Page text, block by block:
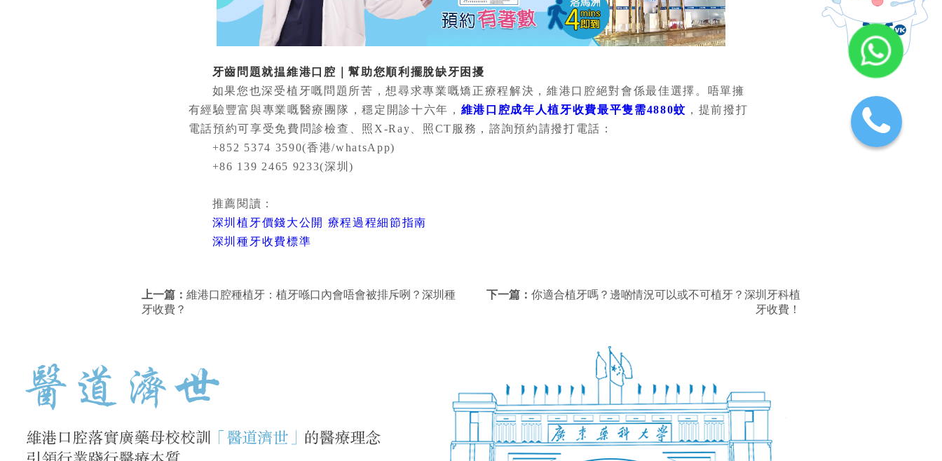
牙齒問題就揾維港口腔｜幫助您順利擺脫缺牙困擾
如果您也深受植牙嘅問題所苦，想尋求專業嘅矯正療程解決，維港口腔絕對會係最佳選擇。唔單擁
有經驗豐富與專業嘅醫療團隊，穩定開診十六年， 維港口腔成年人植牙收費最平隻需4880蚊 ，提前撥打
電話預約可享受免費問診檢查、照X-Ray、照CT服務，諮詢預約請撥打電話：
+852 5374 3590(香港/whatsApp)
+86 139 2465 9233(深圳)
推薦閱讀：
深圳植牙價錢大公開 療程過程細節指南
深圳種牙收費標準
上一篇： 維港口腔種植牙：植牙喺口內會唔會被排斥咧？深圳種
牙收費？
下一篇：你適合植牙嗎？邊啲情況可以或不可植牙？深圳牙科植
牙收費！